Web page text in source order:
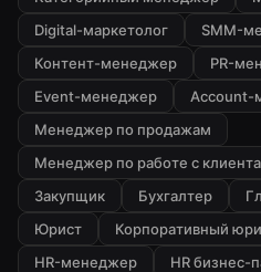
Digital-маркетолог
SMM-
Контент-менеджер
PR-
Event-менеджер
Account-
Менеджер по продажам
Менеджер по работе с
Закупщик
Бухгалтер
Юрист
Корпоративный
HR-менеджер
HR бизнес-